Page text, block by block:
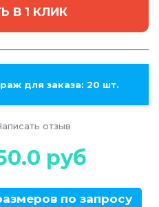
В 1 КЛИК
для заказа: 20 шт.
отзыв
руб
по запросу